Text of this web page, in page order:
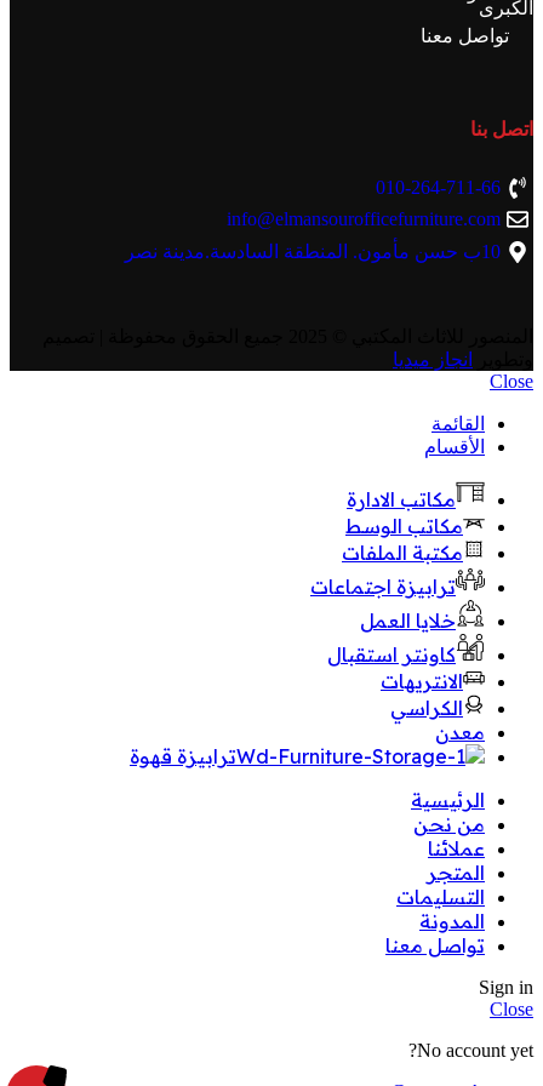
الكبرى
تواصل معنا
اتصل بنا
010-264-711-66
info@elmansourofficefurniture.com
10ب حسن مأمون. المنطقة السادسة.مدينة نصر
انجاز ميديا
Close
القائمة
الأقسام
مكاتب الادارة
مكاتب الوسط
مكتبة الملفات
ترابيزة اجتماعات
خلايا العمل
كاونتر استقبال
الانتريهات
الكراسي
معدن
ترابيزة قهوة
الرئيسية
من نحن
عملائنا
المتجر
التسليمات
المدونة
تواصل معنا
Sign in
Close
No account yet?